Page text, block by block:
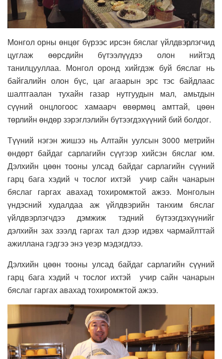
Монгол орны өнцөг бүрээс ирсэн бяслаг үйлдвэрлэгчид
цуглаж өөрсдийн бүтээлүүдээ олон нийтэд
танилцууллаа. Монгол оронд хийгдэж буй бяслаг нь
байгалийн олон бүс, цаг агаарын эрс тэс байдлаас
шалтгаалан тухайн газар нутгуудын мал, амьтдын
сүүний онцлогоос хамаарч өвөрмөц амттай, цөөн
төрлийн өндөр зэрэглэлийн бүтээгдэхүүний бий болдог.
Түүний нэгэн жишээ нь Алтайн уулсын 3000 метрийн
өндөрт байдаг сарлагийн сүүгээр хийсэн бяслаг юм.
Дэлхийн цөөн тооны улсад байдаг сарлагийн сүүний
гарц бага хэдий ч тослог ихтэй учир сайн чанарын
бяслаг гаргах авахад тохиромжтой ажээ. Монголын
үндэсний худалдаа аж үйлдвэрийн танхим бяслаг
үйлдвэрлэгчдээ дэмжиж тэдний бүтээгдэхүүнийг
дэлхийн зах зээлд гаргах тал дээр идэвх чармайлттай
ажиллана гэдгээ энэ үеэр мэдэгдлээ.
Дэлхийн цөөн тооны улсад байдаг сарлагийн сүүний
гарц бага хэдий ч тослог ихтэй учир сайн чанарын
бяслаг гаргах авахад тохиромжтой ажээ.